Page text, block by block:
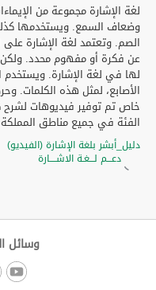
لغة الإشارة مجموعة من
وضعاف السمع. ويستخدمها
الصم. وتعتمد لغة الإشارة على
عن فكرة أو مفهوم محدد.
لها في لغة الإشارة. ويستخدم
الأصابع، لمثل هذه الكلمات.
خاص تم توفير فيديوهات لشرح
الفئة في جميع مناطق
دليل_أبشر بلغة الإشارة (الفيديو)
دعـــم لـــغـة الاشــــارة
وسائل